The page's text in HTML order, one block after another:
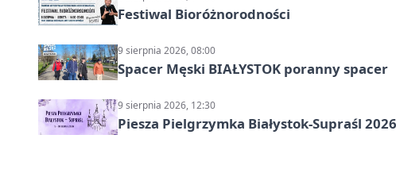
Festiwal Bioróżnorodności
9 sierpnia 2026, 08:00
Spacer Męski BIAŁYSTOK poranny spacer
9 sierpnia 2026, 12:30
Piesza Pielgrzymka Białystok-Supraśl